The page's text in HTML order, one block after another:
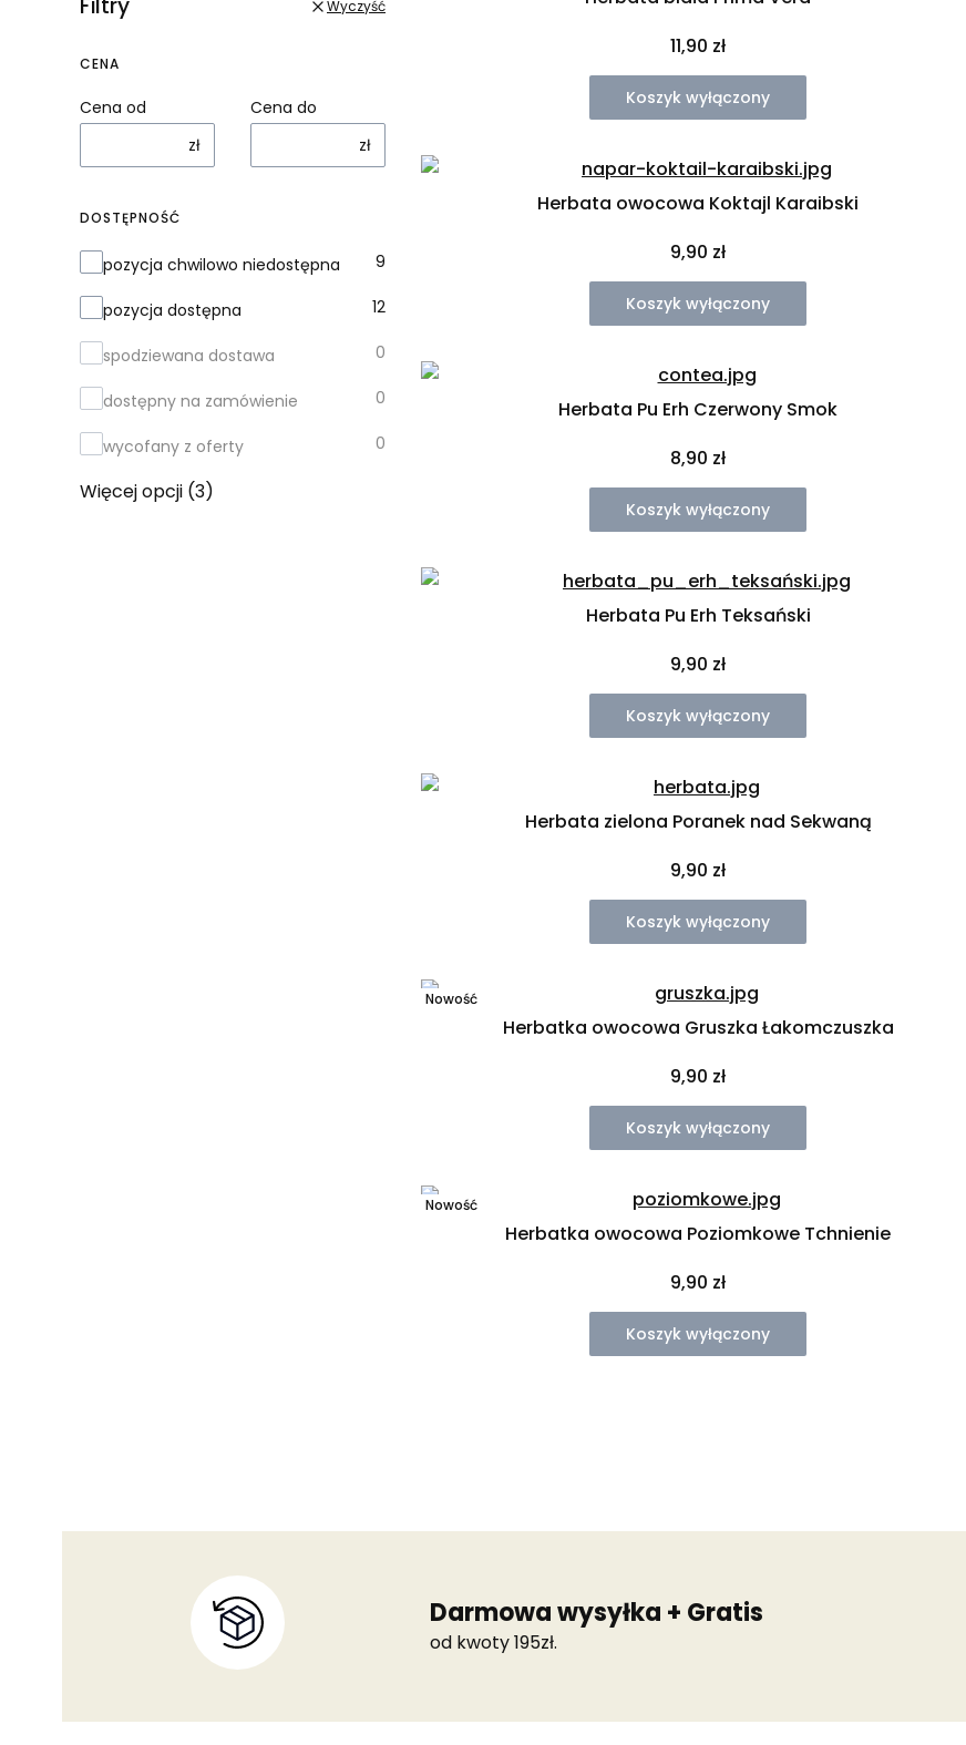
Wyczyść
CENA
Cena od
zł
Cena do
zł
DOSTĘPNOŚĆ
Dostępność
pozycja chwilowo niedostępna 9
pozycja dostępna 12
spodziewana dostawa 0
dostępny na zamówienie 0
wycofany z oferty 0
Więcej opcji (3)
Cena
11,90 zł
Koszyk wyłączony
Herbata owocowa Koktajl Karaibski
Cena
9,90 zł
Koszyk wyłączony
Herbata Pu Erh Czerwony Smok
Cena
8,90 zł
Koszyk wyłączony
Herbata Pu Erh Teksański
Cena
9,90 zł
Koszyk wyłączony
Herbata zielona Poranek nad Sekwaną
Cena
9,90 zł
Koszyk wyłączony
Nowość
Herbatka owocowa Gruszka Łakomczuszka
Cena
9,90 zł
Koszyk wyłączony
Nowość
Herbatka owocowa Poziomkowe Tchnienie
Cena
9,90 zł
Koszyk wyłączony
Darmowa wysyłka + Gratis
od kwoty 195zł.